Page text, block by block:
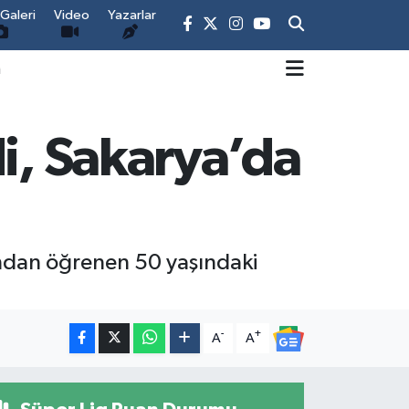
Video Yazarlar
Sakarya’da
öğrenen 50 yaşındaki
A- A+